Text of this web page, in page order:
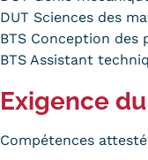
Kits
Prospect
Fiche
JPO
DUT Sciences des
BTS Conception
BTS Assistant
Exigence
Compétences